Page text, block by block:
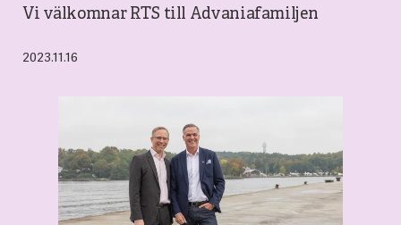
Vi välkomnar RTS till Advaniafamiljen
2023.11.16